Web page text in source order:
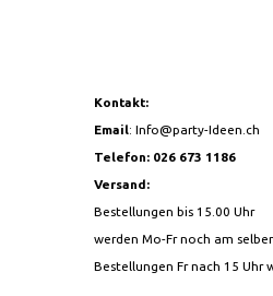
Kontakt:
Email:Info@party-Ideen.ch
Telefon: 026 673 1186
Versand:
Bestellungen bis 15.00 Uhr
werden Mo-Fr noch am
Bestellungen Fr nach 15 Uhr